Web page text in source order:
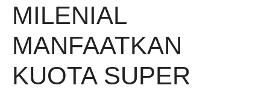
MILENIAL
MANFAATKAN
KUOTA SUPER